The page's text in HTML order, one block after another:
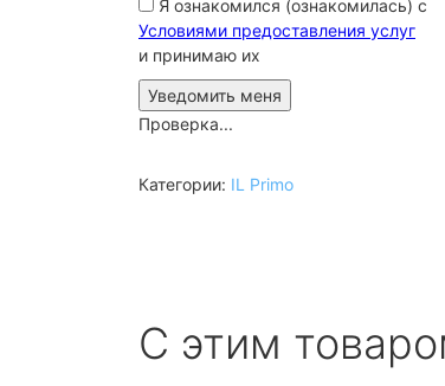
Я ознакомился (ознакомилась) с
Условиями предоставления услуг
и принимаю их
Проверка...
Категории: IL Primo
С этим